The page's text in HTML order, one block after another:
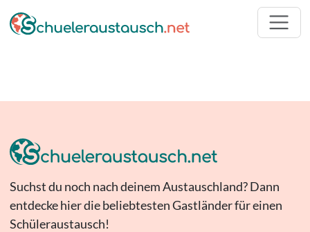
Suchst du noch nach deinem Austauschland? Dann
entdecke hier die beliebtesten Gastländer für einen
Schüleraustausch!